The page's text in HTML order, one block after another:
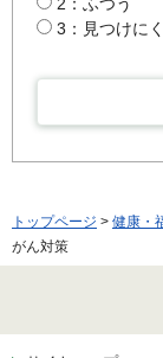
2：ふつう
3：見つけに
トップページ > 健康・
がん対策